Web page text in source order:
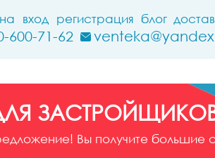
вход регистрация блог
600-71-62
Вы получите большие